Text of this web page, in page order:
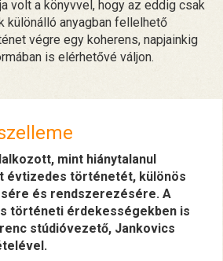
volt a könyvvel, hogy az eddig csak
különálló anyagban fellelhető
végre egy koherens, napjainkig
is elérhetővé váljon.
mint hiánytalanul
évtizedes történetét, különös
és rendszerezésére. A
történeti érdekességekben is
stúdióvezető, Jankovics